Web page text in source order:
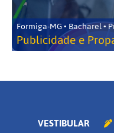
Formiga-MG • Bacharel •
Publicidade e
VESTIBULAR